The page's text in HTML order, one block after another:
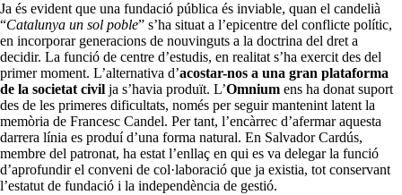
Ja és evident que una fundació pública és inviable, quan el candelià
“Catalunya un sol poble” s’ha situat a l’epicentre del conflicte polític,
en incorporar generacions de nouvinguts a la doctrina del dret a
decidir. La funció de centre d’estudis, en realitat s’ha exercit des del
primer moment. L’alternativa d’acostar-nos a una gran plataforma
de la societat civil ja s’havia produït. L’Omnium ens ha donat suport
des de les primeres dificultats, només per seguir mantenint latent la
memòria de Francesc Candel. Per tant, l’encàrrec d’afermar aquesta
darrera línia es produí d’una forma natural. En Salvador Cardús,
membre del patronat, ha estat l’enllaç en qui es va delegar la funció
d’aprofundir el conveni de col·laboració que ja existia, tot conservant
l’estatut de fundació i la independència de gestió.